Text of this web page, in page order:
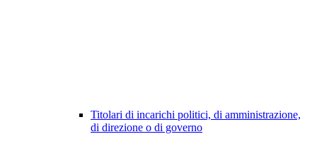
Titolari di incarichi politici, di amministrazione,
di direzione o di governo